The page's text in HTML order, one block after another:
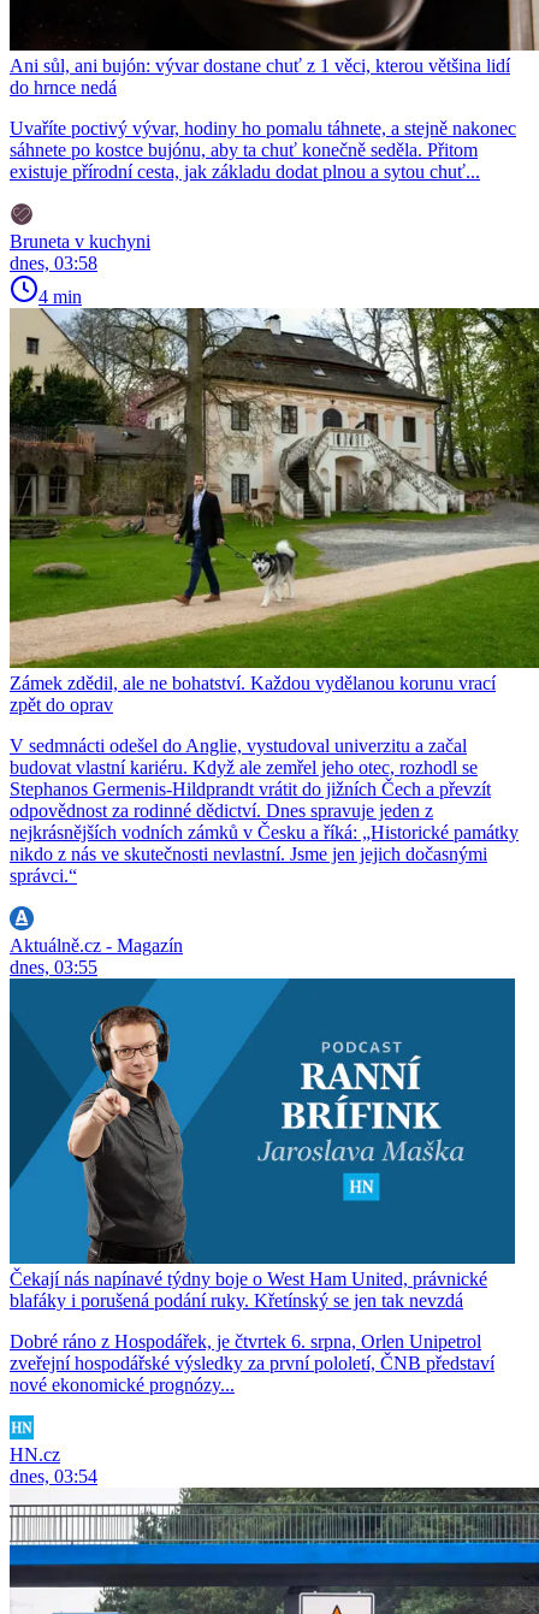
Ani sůl, ani bujón: vývar dostane chuť z 1 věci, kterou většina lidí
do hrnce nedá
Uvaříte poctivý vývar, hodiny ho pomalu táhnete, a stejně nakonec
sáhnete po kostce bujónu, aby ta chuť konečně seděla. Přitom
existuje přírodní cesta, jak základu dodat plnou a sytou chuť...
Bruneta v kuchyni
dnes, 03:58
4 min
Zámek zdědil, ale ne bohatství. Každou vydělanou korunu vrací
zpět do oprav
V sedmnácti odešel do Anglie, vystudoval univerzitu a začal
budovat vlastní kariéru. Když ale zemřel jeho otec, rozhodl se
Stephanos Germenis-Hildprandt vrátit do jižních Čech a převzít
odpovědnost za rodinné dědictví. Dnes spravuje jeden z
nejkrásnějších vodních zámků v Česku a říká: „Historické památky
nikdo z nás ve skutečnosti nevlastní. Jsme jen jejich dočasnými
správci.“
Aktuálně.cz - Magazín
dnes, 03:55
Čekají nás napínavé týdny boje o West Ham United, právnické
blafáky i porušená podání ruky. Křetínský se jen tak nevzdá
Dobré ráno z Hospodářek, je čtvrtek 6. srpna, Orlen Unipetrol
zveřejní hospodářské výsledky za první pololetí, ČNB představí
nové ekonomické prognózy...
HN.cz
dnes, 03:54